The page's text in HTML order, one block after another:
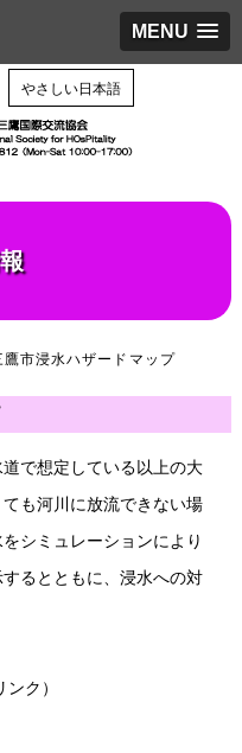
MENU
やさしい日本語
鷹市浸水ハザードマップ
で想定している以上の大
も河川に放流できない場
シミュレーションにより
るとともに、浸水への対
ク）